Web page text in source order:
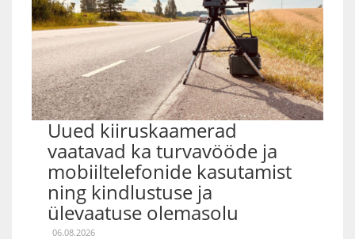
Uued kiiruskaamerad
vaatavad ka turvavööde ja
mobiiltelefonide kasutamist
ning kindlustuse ja
ülevaatuse olemasolu
06.08.2026